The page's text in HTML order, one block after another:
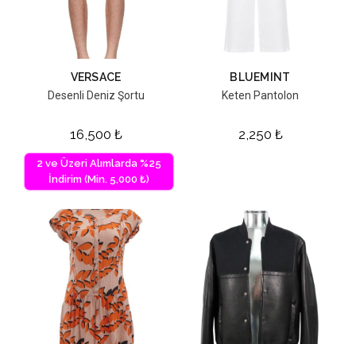
VERSACE
Desenli Deniz Şortu
16,500 ₺
2 ve Üzeri Alımlarda %25
İndirim (Min. 5,000 ₺)
BLUEMINT
Keten Pantolon
2,250 ₺